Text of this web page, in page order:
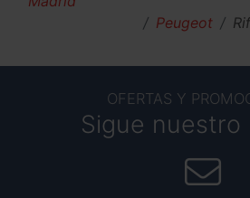
Peugeot
OFERTAS Y
Sigue nuestro